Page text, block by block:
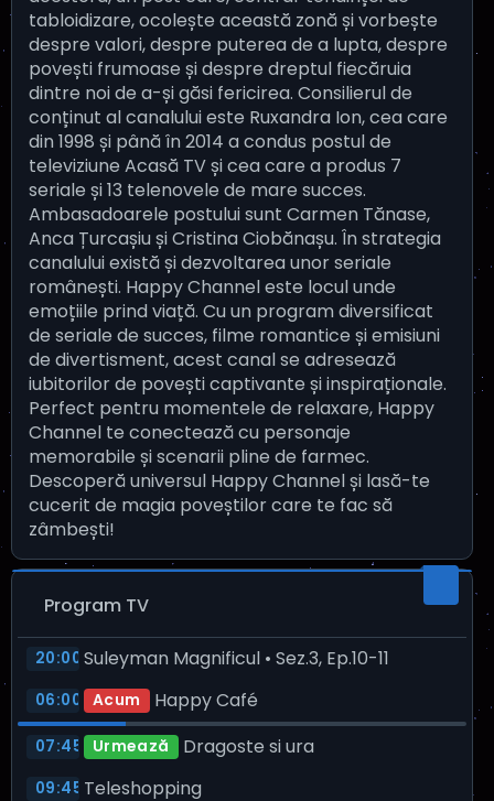
tabloidizare, ocolește această zonă și vorbește
despre valori, despre puterea de a lupta, despre
povești frumoase și despre dreptul fiecăruia
dintre noi de a-și găsi fericirea. Consilierul de
conținut al canalului este Ruxandra Ion, cea care
din 1998 și până în 2014 a condus postul de
televiziune Acasă TV și cea care a produs 7
seriale și 13 telenovele de mare succes.
Ambasadoarele postului sunt Carmen Tănase,
Anca Țurcașiu și Cristina Ciobănașu. În strategia
canalului există și dezvoltarea unor seriale
românești. Happy Channel este locul unde
emoțiile prind viață. Cu un program diversificat
de seriale de succes, filme romantice și emisiuni
de divertisment, acest canal se adresează
iubitorilor de povești captivante și inspiraționale.
Perfect pentru momentele de relaxare, Happy
Channel te conectează cu personaje
memorabile și scenarii pline de farmec.
Descoperă universul Happy Channel și lasă-te
cucerit de magia poveștilor care te fac să
zâmbești!
Program TV
20:00 Suleyman Magnificul • Sez.3, Ep.10-11
06:00 Acum Happy Café
07:45 Urmează Dragoste si ura
09:45 Teleshopping